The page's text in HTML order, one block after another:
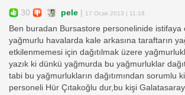
30 pele | 17 Ocak 2013 | 11:18
Ben buradan Bursastore personelinide istifaya
yağmurlu havalarda kale arkasına taraftarın
etkilenmemesi için dağıtılmak üzere
yazık ki dünkü yağmurda bu yağmurluklar
tabi bu yağmurlukların dağıtımından sorumlu
personeli Hür Çıtakoğlu dur,bu kişi